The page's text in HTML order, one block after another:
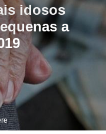
idosos
a